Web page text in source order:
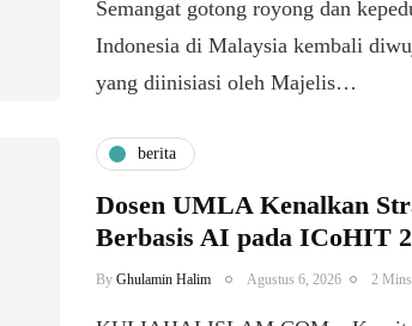
​Semangat gotong royong dan
Indonesia di Malaysia kembali
yang diinisiasi oleh Majelis…
berita
Dosen UMLA Kenalkan
Berbasis AI pada ICoHIT
By Ghulamin Halim Agustus 6, 2026 2